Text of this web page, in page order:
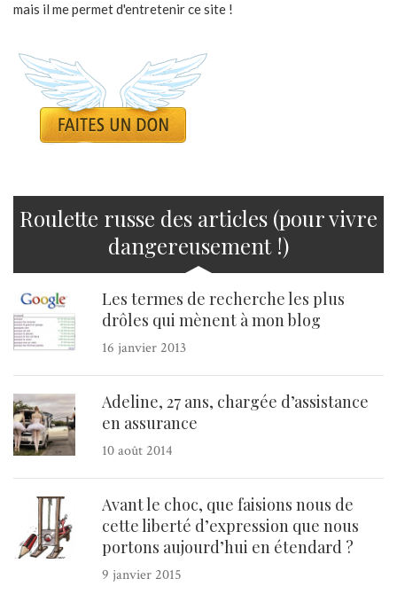
mais il me permet d'entretenir ce site !
Roulette russe des articles (pour vivre
dangereusement !)
Les termes de recherche les plus
drôles qui mènent à mon blog
16 janvier 2013
Adeline, 27 ans, chargée d’assistance
en assurance
10 août 2014
Avant le choc, que faisions nous de
cette liberté d’expression que nous
portons aujourd’hui en étendard ?
9 janvier 2015